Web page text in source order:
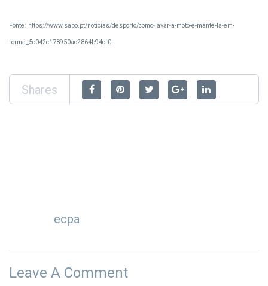
Fonte: https://www.sapo.pt/noticias/desporto/como-lavar-a-moto-e-mante-la-em-
forma_5c042c178950ac2864b94cf0
Shares
ecpa
Leave A Comment